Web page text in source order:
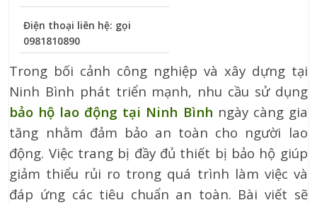
Điện thoại liên hệ: gọi
0981810890
Trong bối cảnh công nghiệp và xây dựng tại
Ninh Bình phát triển mạnh, nhu cầu sử dụng
bảo hộ lao động tại Ninh Bình ngày càng gia
tăng nhằm đảm bảo an toàn cho người lao
động. Việc trang bị đầy đủ thiết bị bảo hộ giúp
giảm thiểu rủi ro trong quá trình làm việc và
đáp ứng các tiêu chuẩn an toàn. Bài viết sẽ